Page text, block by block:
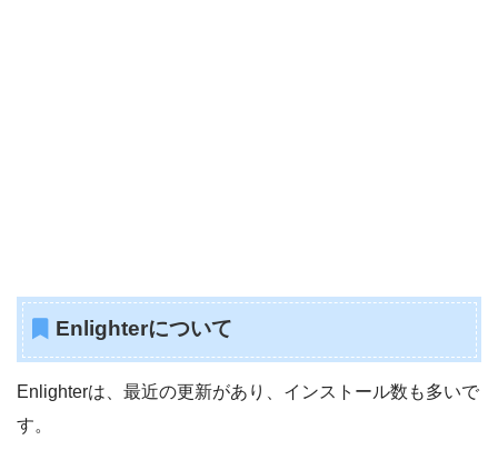
Enlighterについて
Enlighterは、最近の更新があり、インストール数も多いで
す。